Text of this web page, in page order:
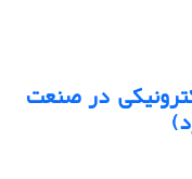
در صنعت